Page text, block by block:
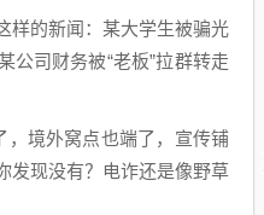
样的新闻：某大学生被骗光
公司财务被“老板”拉群转走
，境外窝点也端了，宣传铺
发现没有？电诈还是像野草